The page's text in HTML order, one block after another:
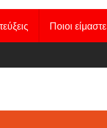
Ποιοι είμαστε